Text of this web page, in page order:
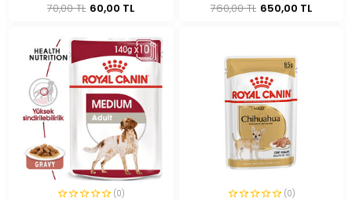
70,00 TL 60,00 TL 760,00 TL 650,00 TL
(0) (0)